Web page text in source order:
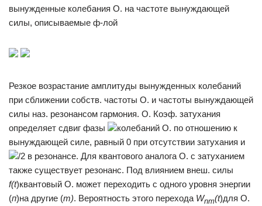
вынужденные колебания О. на частоте вынуждающей
силы, описываемые ф-лой
Резкое возрастание амплитуды вынужденных колебаний
при сближении собств. частоты О. и частоты вынуждающей
силы наз. резонансом гармония. О. Коэф. затухания
определяет сдвиг фазы
колебаний О. по отношению к
вынуждающей силе, равный 0 при отсутствии затухания и
/2 в резонансе. Для квантового аналога О. с затуханием
также существует резонанс. Под влиянием внеш. силы
f(t)квантовый О. может переходить с одного уровня энергии
(п)на другие (т). Вероятность этого перехода Wnm(t)для О.